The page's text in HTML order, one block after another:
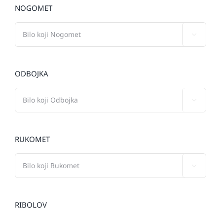
NOGOMET
ODBOJKA
RUKOMET
RIBOLOV